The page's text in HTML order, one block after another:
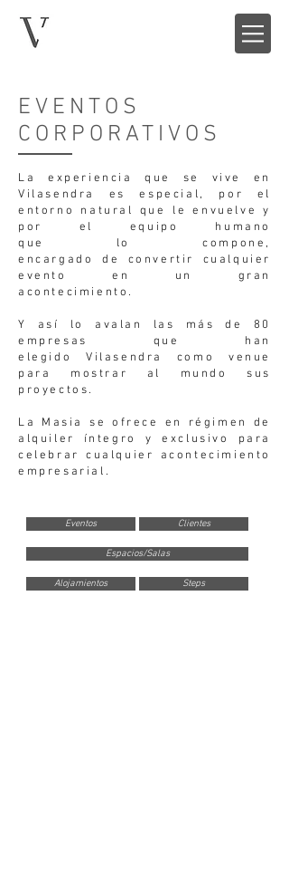
EVENTOS
CORPORATIVOS
La experiencia que se vive en
Vilasendra es especial, por el
entorno natural que le envuelve y
por el equipo humano
que locompone,
encargado de convertir cualquier
evento en un gran
acontecimiento.
Y así lo avalan las más de 80
empresas que han
elegido Vilasendra como venue
para mostrar al mundo sus
proyectos.
La Masia se ofrece en régimen de
alquiler íntegro y exclusivo para
celebrar cualquier acontecimiento
empresarial.
Eventos Clientes
Espacios/Salas
Alojamientos Steps